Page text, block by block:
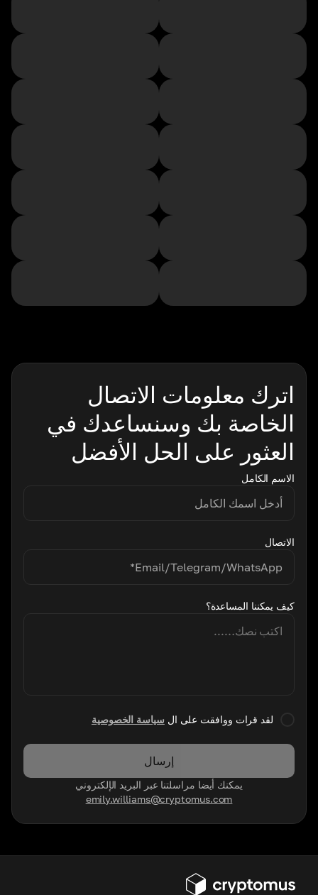
اترك معلومات الاتصال
الخاصة بك وسنساعدك في
العثور على الحل الأفضل
الاسم الكامل
الاتصال
كيف يمكننا المساعدة؟
لقد قرات ووافقت على ال سياسة الخصوصية
إرسال
يمكنك أيضا مراسلتنا عبر البريد الإلكتروني
emily.williams@cryptomus.com